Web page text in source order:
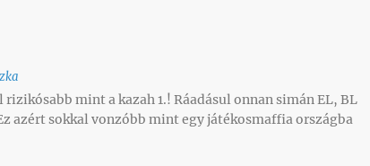
rizikósabb mint a kazah 1.! Ráadásul onnan simán EL, BL
azért sokkal vonzóbb mint egy játékosmaffia országba